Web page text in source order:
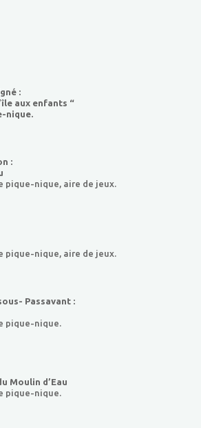
:
aux enfants “
nique.
:
pique-nique, aire de jeux.
pique-nique, aire de jeux.
Passavant :
pique-nique.
Moulin d’Eau
pique-nique.